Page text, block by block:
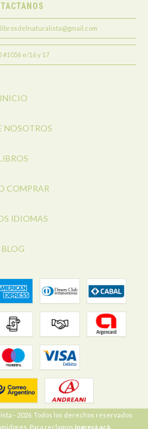
librosdelnaturalista@gmail.com
#1056 e/16 y 17
INICIO
NOSOTROS
COMPRAR
IDIOMAS
BLOG
- 2026. Todos los derechos reservados.
Para reclamos ingresá acá.